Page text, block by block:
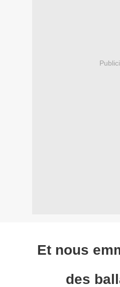
Et nous
des